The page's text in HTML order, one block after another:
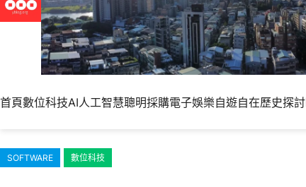
容
首頁數位科技AI人工智慧聰明採購電子娛樂自遊自在歷史探討
SOFTWARE 數位科技